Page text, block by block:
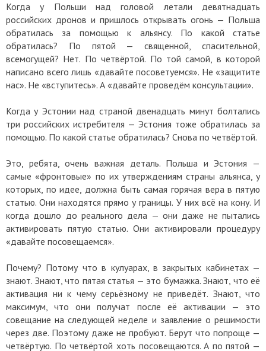
Когда у Польши над головой летали девятнадцать
российских дронов и пришлось открывать огонь — Польша
обратилась за помощью к альянсу. По какой статье
обратилась? По пятой — священной, спасительной,
всемогущей? Нет. По четвёртой. По той самой, в которой
написано всего лишь «давайте посоветуемся». Не «защитите
нас». Не «вступитесь». А «давайте проведём консультации».
Когда у Эстонии над страной двенадцать минут болтались
три российских истребителя — Эстония тоже обратилась за
помощью. По какой статье обратилась? Снова по четвёртой.
Это, ребята, очень важная деталь. Польша и Эстония —
самые «фронтовые» по их утверждениям страны альянса, у
которых, по идее, должна быть самая горячая вера в пятую
статью. Они находятся прямо у границы. У них всё на кону. И
когда дошло до реального дела — они даже не пытались
активировать пятую статью. Они активировали процедуру
«давайте посовещаемся».
Почему? Потому что в кулуарах, в закрытых кабинетах —
знают. Знают, что пятая статья — это бумажка. Знают, что её
активация ни к чему серьёзному не приведёт. Знают, что
максимум, что они получат после её активации — это
совещание на следующей неделе и заявление о решимости
через две. Поэтому даже не пробуют. Берут что попроще —
четвёртую. По четвёртой хоть посовещаются. А по пятой —